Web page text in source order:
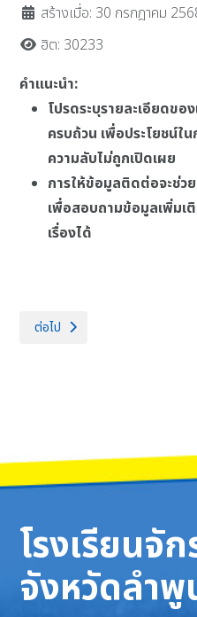
สร้างเมื่อ: 30 กรกฎาคม
ฮิต: 30233
คำแนะนำ:
โปรดระบุรายละเอียดขอ
ครบถ้วน เพื่อประโยชน์ใ
ความลับไม่ถูกเปิดเผย
การให้ข้อมูลติดต่อจะช่ว
เพื่อสอบถามข้อมูลเพิ่มเ
เรื่องได้
เนื้อหาถัดไป: รายการการจัดซื้อจั
ต่อไป
โรงเรียนจั
จังหวัดลำพู